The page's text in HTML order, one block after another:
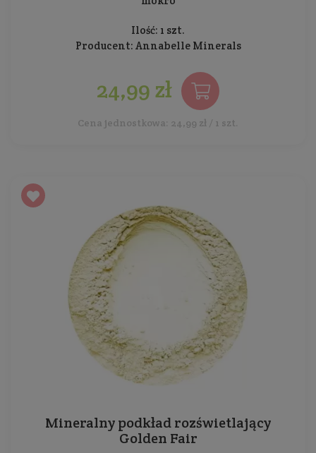
Ilość: 1 szt.
Producent: Annabelle Minerals
24,99 zł
Cena jednostkowa: 24,99 zł / 1 szt.
Mineralny podkład rozświetlający
Golden Fair